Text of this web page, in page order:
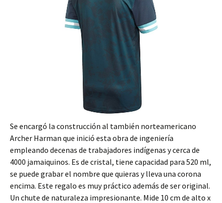
Se encargó la construcción al también norteamericano
Archer Harman que inició esta obra de ingeniería
empleando decenas de trabajadores indígenas y cerca de
4000 jamaiquinos. Es de cristal, tiene capacidad para 520 ml,
se puede grabar el nombre que quieras y lleva una corona
encima. Este regalo es muy práctico además de ser original.
Un chute de naturaleza impresionante. Mide 10 cm de alto x